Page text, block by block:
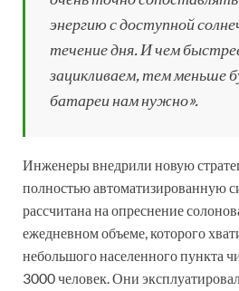
энергию с доступной
течение дня. И чем
зацикливаем, тем меньше
батареи нам нужно».
Инженеры внедрили новую
полностью автоматизированную
рассчитана на опреснение
ежедневном объеме, которого
небольшого населенного пункта
3000 человек. Они